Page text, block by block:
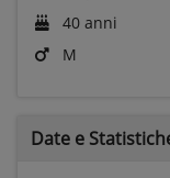
40 anni
M
Date e